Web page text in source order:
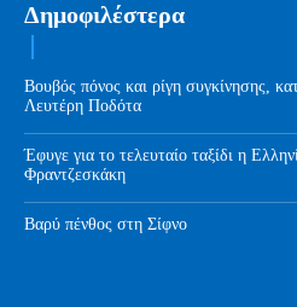
Δημοφιλέστερα
Βουβός πόνος και ρίγη συγκίνησης,
Λευτέρη Ποδότα
Έφυγε για το τελευταίο ταξίδι η
Φραντζεσκάκη
Βαρύ πένθος στη Σίφνο